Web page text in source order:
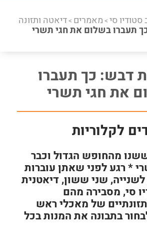
סי>מאמרים >דיאטה ותזונה
תעברו בשלום את חגי תשרי
דבש: כך תעברו
את חגי תשרי
לקלוריות
מהחופש הגדול וכבר
* רגע לפני שאתן עוברות
שני ששון, דיאטנית
סי, מסבירה מהם
של מאכלי ראש
בתבונה את המנות בכל